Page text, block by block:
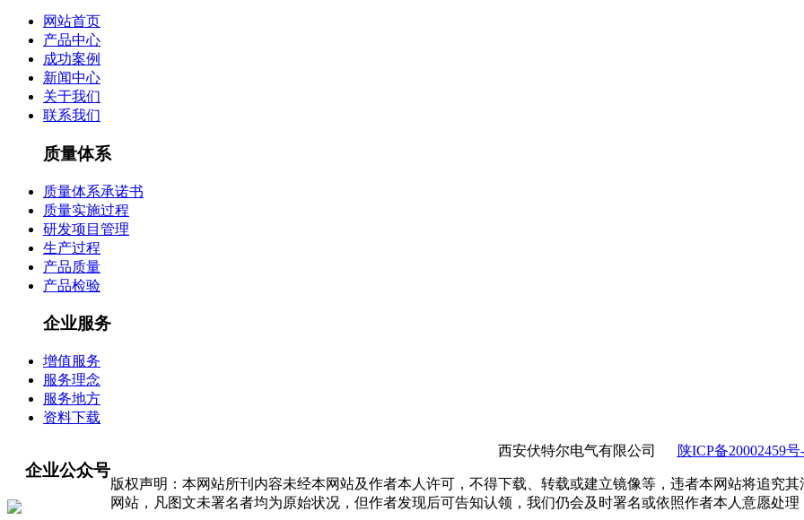
网站首页
产品中心
成功案例
新闻中心
关于我们
联系我们
质量体系
质量体系承诺书
质量实施过程
研发项目管理
生产过程
产品质量
产品检验
企业服务
增值服务
服务理念
服务地方
资料下载
企业公众号
西安伏特尔电气有限公司 陕ICP备20002459号
版权声明：本网站所刊内容未经本网站及作者本人许可，不得下载、转载或建立镜像等，违者本网站将追究
网站，凡图文未署名者均为原始状况，但作者发现后可告知认领，我们仍会及时署名或依照作者本人意愿处